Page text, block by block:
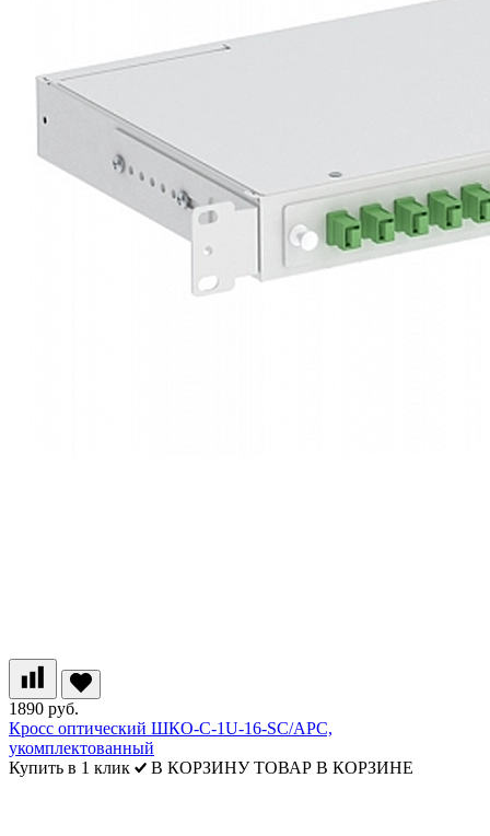
1890 руб.
Кросс оптический ШКО-С-1U-16-SC/АPC,
укомплектованный
Купить в 1 клик
В КОРЗИНУ ТОВАР В КОРЗИНЕ